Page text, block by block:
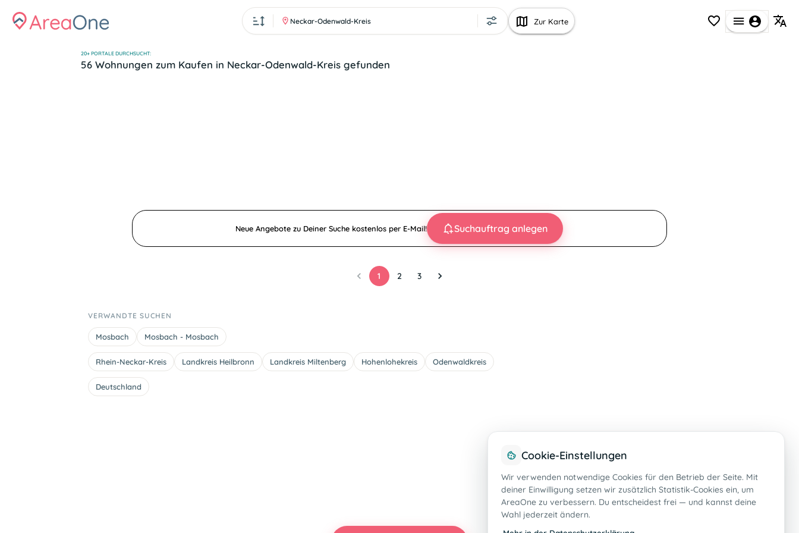
Neckar-Odenwald-Kreis Zur Karte
20+ PORTALE DURCHSUCHT:
56 Wohnungen zum Kaufen in Neckar-Odenwald-Kreis gefunden
Neue Angebote zu Deiner Suche kostenlos per E-Mail! Suchauftrag anlegen
1 2 3
VERWANDTE SUCHEN
Mosbach Mosbach - Mosbach
Rhein-Neckar-Kreis Landkreis Heilbronn Landkreis Miltenberg Hohenlohekreis Odenwaldkreis
Deutschland
Cookie-Einstellungen
Wir verwenden notwendige Cookies für den Betrieb der Seite. Mit
deiner Einwilligung setzen wir zusätzlich Statistik-Cookies ein, um
AreaOne zu verbessern. Du entscheidest frei — und kannst deine
Wahl jederzeit ändern.